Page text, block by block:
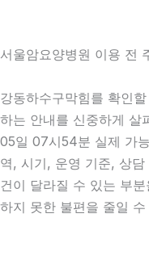
서울암요양병원 이용 전
강동하수구막힘를 확인
하는 안내를 신중하게 살
05일 07시54분 실제 가
역, 시기, 운영 기준, 상
건이 달라질 수 있는 부
하지 못한 불편을 줄일 수